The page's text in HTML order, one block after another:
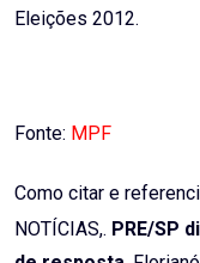
Eleições 2012.
Fonte: MPF
Como citar e
NOTÍCIAS,. PRE/SP